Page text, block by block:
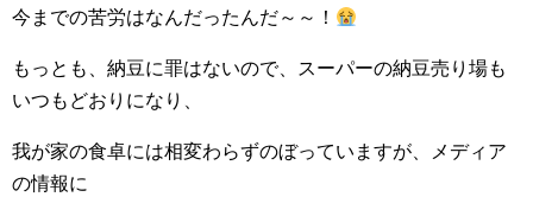
今までの苦労はなんだったんだ～～！
もっとも、納豆に罪はないので、スーパーの納豆売り場も
いつもどおりになり、
我が家の食卓には相変わらずのぼっていますが、メディア
の情報に